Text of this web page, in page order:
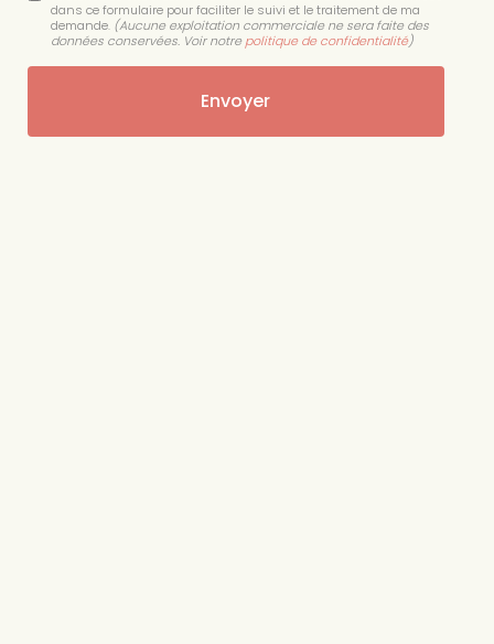
dans ce formulaire pour faciliter le suivi et le traitement de ma
demande. (Aucune exploitation commerciale ne sera faite des
données conservées. Voir notre politique de confidentialité)